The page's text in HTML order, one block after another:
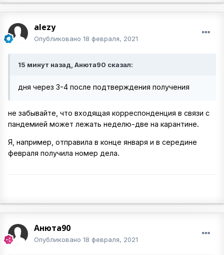
alezy
Опубликовано 18 февраля, 2021
15 минут назад, Анюта90 сказал:
дня через 3-4 после подтверждения получения
не забывайте, что входящая корреспонденция в связи с
пандемией может лежать неделю-две на карантине.
Я, например, отправила в конце января и в середине
февраля получила номер дела.
Анюта90
Опубликовано 18 февраля, 2021